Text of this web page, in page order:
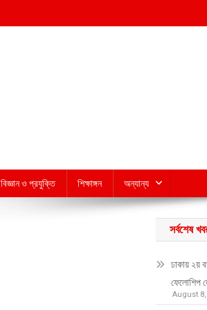
বিজ্ঞান ও প্রযুক্তি শিক্ষাঙ্গন অন্যান্য
সর্বশেষ
ঢাকায় ২য়
ফেলোশিপ
August